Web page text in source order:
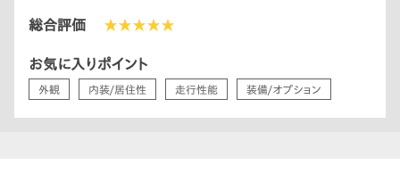
総合評価 ★★★★★
お気に入りポイント
外観 内装/居住性 走行性能 装備/オプション